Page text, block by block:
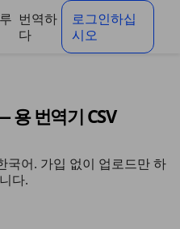
번역하
다
로그인하십
시오
용 번역기 CSV
국어. 가입 없이 업로드만 하
다.